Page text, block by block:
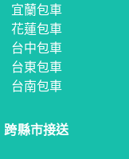
宜蘭包車
花蓮包車
台中包車
台東包車
台南包車
跨縣市接送